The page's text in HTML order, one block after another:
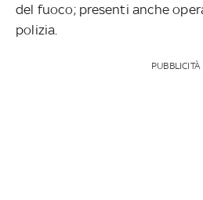
del fuoco; presenti anche
polizia.
PUBBLICITÀ